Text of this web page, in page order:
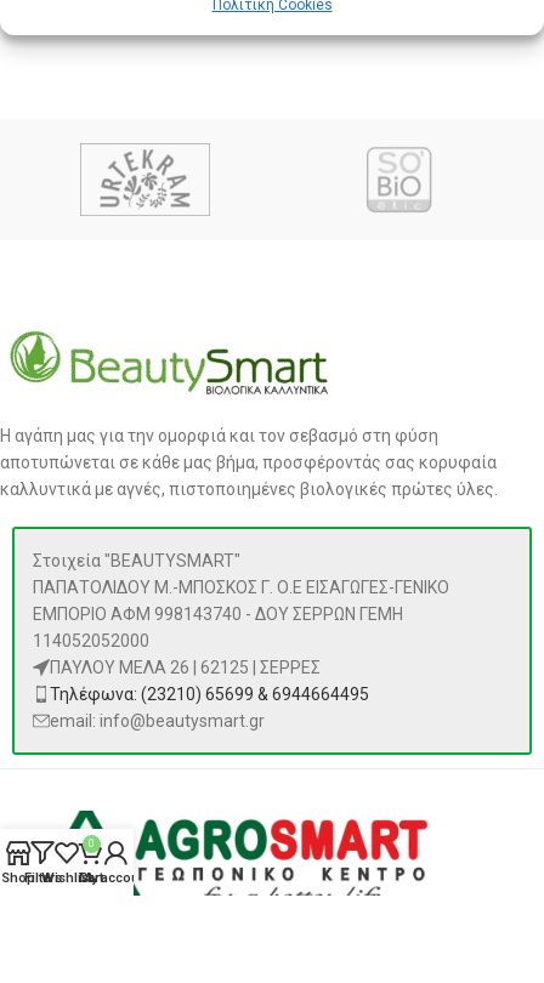
Πολιτική Cookies
Η αγάπη μας για την ομορφιά και τον σεβασμό στη φύση
αποτυπώνεται σε κάθε μας βήμα, προσφέροντάς σας κορυφαία
καλλυντικά με αγνές, πιστοποιημένες βιολογικές πρώτες ύλες.
Στοιχεία "BEAUTYSMART"
ΠΑΠΑΤΟΛΙΔΟΥ Μ.-ΜΠΟΣΚΟΣ Γ. Ο.Ε ΕΙΣΑΓΩΓΕΣ-ΓΕΝΙΚΟ
ΕΜΠΟΡΙΟ ΑΦΜ 998143740 - ΔΟΥ ΣΕΡΡΩΝ ΓΕΜΗ
114052052000
ΠΑΥΛΟΥ ΜΕΛΑ 26 | 62125 | ΣΕΡΡΕΣ
Τηλέφωνα: (23210) 65699 & 6944664495
email: info@beautysmart.gr
ShopFiltersWishlist
0
Cart
My account